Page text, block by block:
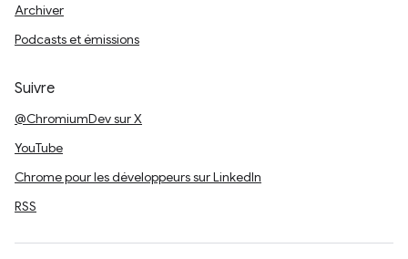
Archiver
Podcasts et émissions
Suivre
@ChromiumDev sur X
YouTube
Chrome pour les développeurs sur LinkedIn
RSS